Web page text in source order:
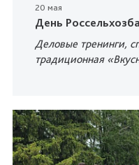
20 мая
День
Деловые тренинги,
традиционная